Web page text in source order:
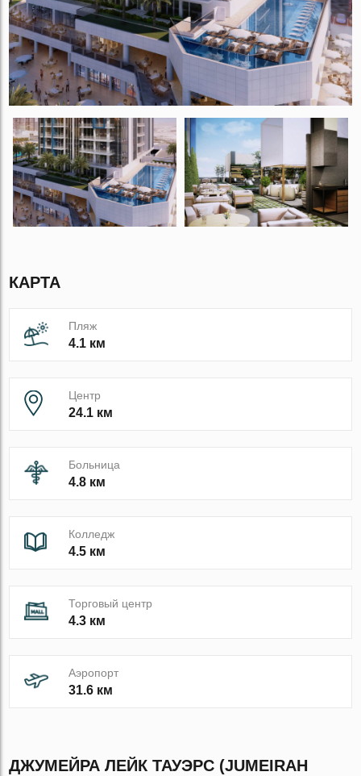
КАРТА
Пляж
4.1 км
Центр
24.1 км
Больница
4.8 км
Колледж
4.5 км
Торговый центр
4.3 км
Аэропорт
31.6 км
ДЖУМЕЙРА ЛЕЙК ТАУЭРС (JUMEIRAH